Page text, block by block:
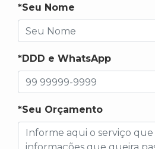
*Seu Nome
*DDD e WhatsApp
*Seu Orçamento